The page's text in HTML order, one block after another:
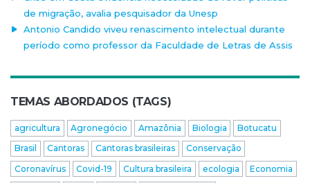
de migração, avalia pesquisador da Unesp
Antonio Candido viveu renascimento intelectual durante
período como professor da Faculdade de Letras de Assis
TEMAS ABORDADOS (TAGS)
agricultura Agronegócio Amazônia Biologia
Botucatu
Brasil
Cantoras Cantoras brasileiras
Conservação
Coronavírus
Covid-19 Cultura brasileira ecologia
Economia